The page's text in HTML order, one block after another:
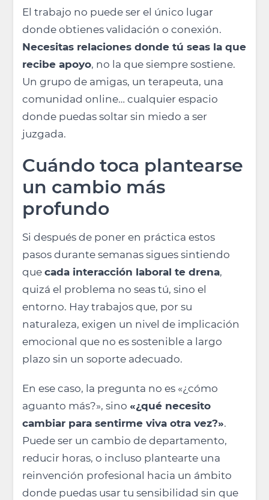
El trabajo no puede ser el único lugar
donde obtienes validación o conexión.
Necesitas relaciones donde tú seas la que
recibe apoyo, no la que siempre sostiene.
Un grupo de amigas, un terapeuta, una
comunidad online… cualquier espacio
donde puedas soltar sin miedo a ser
juzgada.
Cuándo toca plantearse
un cambio más
profundo
Si después de poner en práctica estos
pasos durante semanas sigues sintiendo
quecada interacción laboral te drena,
quizá el problema no seas tú, sino el
entorno. Hay trabajos que, por su
naturaleza, exigen un nivel de implicación
emocional que no es sostenible a largo
plazo sin un soporte adecuado.
En ese caso, la pregunta no es «¿cómo
aguanto más?», sino «¿qué necesito
cambiar para sentirme viva otra vez?».
Puede ser un cambio de departamento,
reducir horas, o incluso plantearte una
reinvención profesional hacia un ámbito
donde puedas usar tu sensibilidad sin que